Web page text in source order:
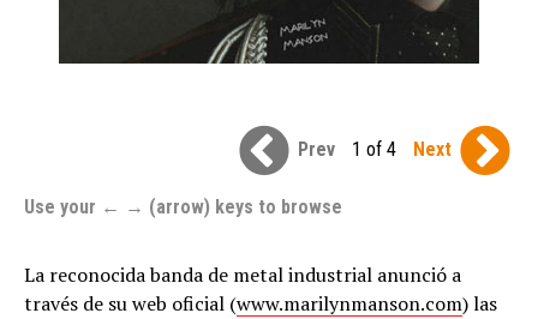
Prev 1 of 4 Next
Use your ← → (arrow) keys to browse
La reconocida banda de metal industrial anunció a
través de su web oficial (www.marilynmanson.com) las